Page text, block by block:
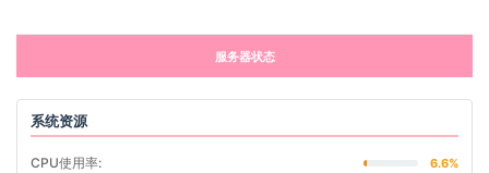
服务器状态
系统资源
CPU使用率: 6.0%